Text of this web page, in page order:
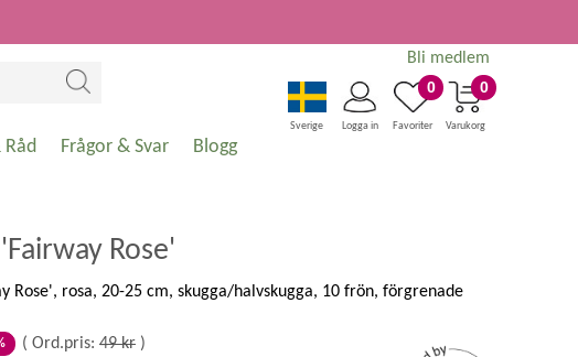
0
Varukorg
0
Favoriter
Logga in
Sverige
Bli medlem
Råd Frågor & Svar Blogg
Rose'
Rose', rosa, 20-25 cm, skugga/halvskugga, 10 frön, förgrenade
( Ord.pris: 49 kr )